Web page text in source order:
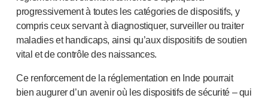
progressivement à toutes les catégories de dispositifs, y
compris ceux servant à diagnostiquer, surveiller ou traiter
maladies et handicaps, ainsi qu’aux dispositifs de soutien
vital et de contrôle des naissances.
Ce renforcement de la réglementation en Inde pourrait
bien augurer d’un avenir où les dispositifs de sécurité – qui